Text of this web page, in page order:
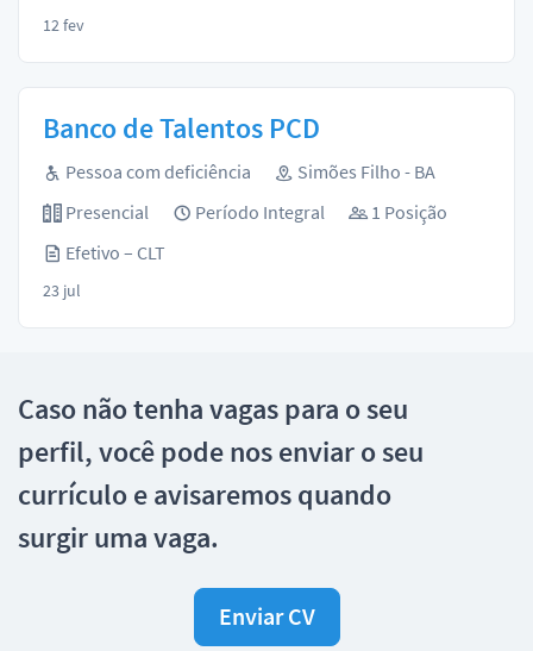
12 fev
Banco de Talentos PCD
Pessoa com deficiência
Simões Filho - BA
Presencial
Período Integral
1 Posição
Efetivo – CLT
23 jul
Caso não tenha vagas para o seu
perfil, você pode nos enviar o seu
currículo e avisaremos quando
surgir uma vaga.
Enviar CV